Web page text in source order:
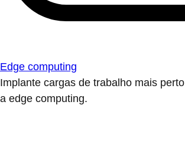
Edge computing
Implante cargas de trabalho mais
a edge computing.